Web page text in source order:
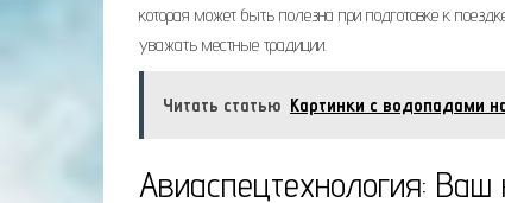
которая может быть полезна при подготовке к
уважать местные традиции.
Читать статью Картинки с водопадами
Авиаспецтехнология: